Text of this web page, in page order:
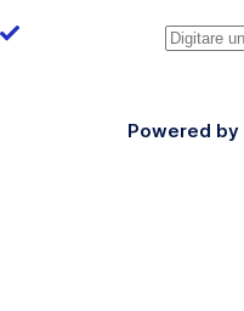
Powered by